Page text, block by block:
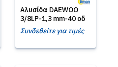
Αλυσίδα DΑΕWΟΟ
3/8LP-1,3 mm-40 οδ
Συνδεθείτε για τιμές